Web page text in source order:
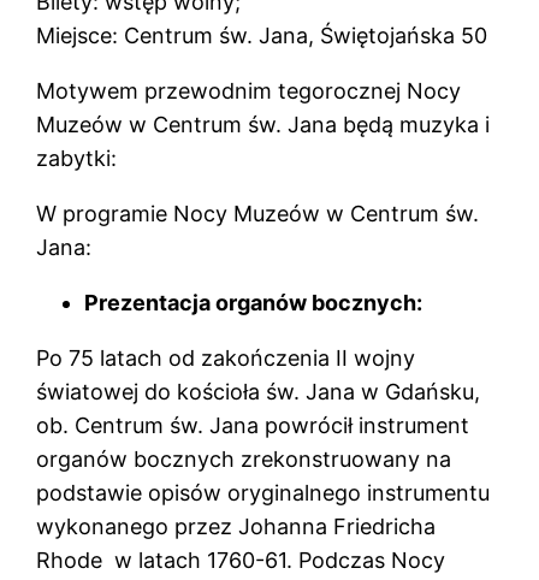
Miejsce: Centrum św. Jana, Świętojańska 50
Motywem przewodnim tegorocznej Nocy
Muzeów w Centrum św. Jana będą muzyka i
zabytki:
W programie Nocy Muzeów w Centrum św.
Jana:
Prezentacja organów bocznych:
Po 75 latach od zakończenia II wojny
światowej do kościoła św. Jana w Gdańsku,
ob. Centrum św. Jana powrócił instrument
organów bocznych zrekonstruowany na
podstawie opisów oryginalnego instrumentu
wykonanego przez Johanna Friedricha
Rhode w latach 1760-61. Podczas Nocy